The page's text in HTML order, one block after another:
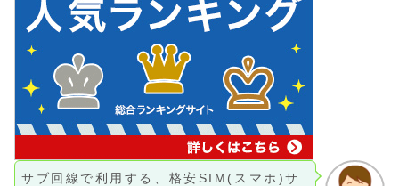
サブ回線で利用する、格安SIM(スマホ)サ